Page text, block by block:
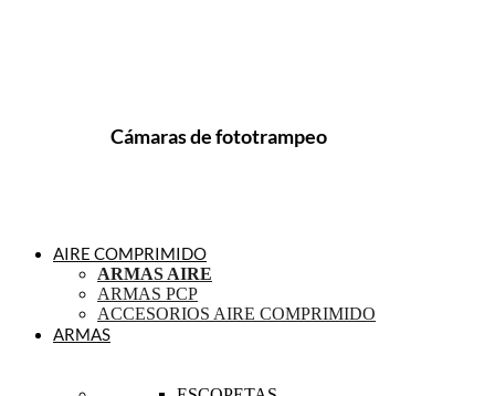
Cámaras de fototrampeo
AIRE COMPRIMIDO
ARMAS AIRE
ARMAS PCP
ACCESORIOS AIRE COMPRIMIDO
ARMAS